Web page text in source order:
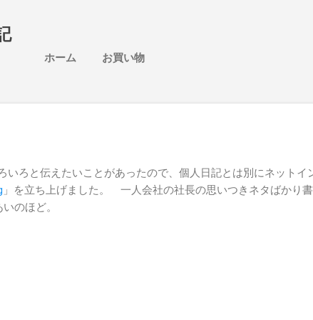
ホーム お買い物
いろと伝えたいことがあったので、個人日記とは別にネットイ
」を立ち上げました。 一人会社の社長の思いつきネタばかり
のほど。